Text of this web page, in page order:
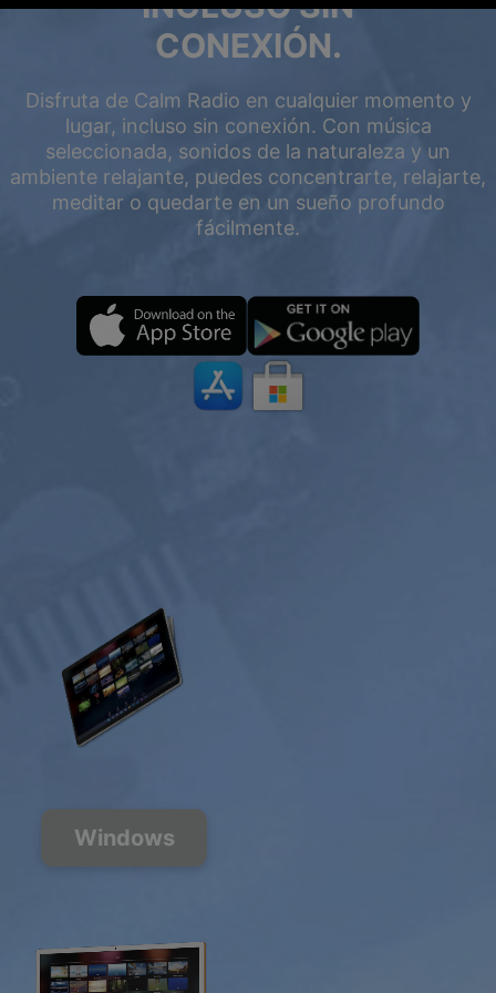
CONEXIÓN.
Disfruta de Calm Radio en cualquier momento y
lugar, incluso sin conexión. Con música
seleccionada, sonidos de la naturaleza y un
ambiente relajante, puedes concentrarte, relajarte,
meditar o quedarte en un sueño profundo
fácilmente.
Windows